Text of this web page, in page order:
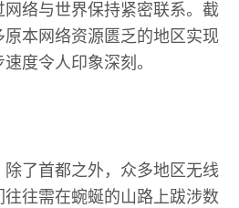
络与世界保持紧密联系。截
本网络资源匮乏的地区实现
度令人印象深刻。
了首都之外，众多地区无线
往需在蜿蜒的山路上跋涉数